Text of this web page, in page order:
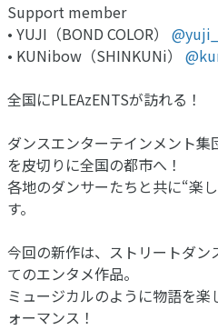
Support member
• YUJI（BOND COLOR）
• KUNibow（SHINKUNi）
全国にPLEAzENTSが訪れる！
ダンスエンターテインメント集
を皮切りに全国の都市へ！
各地のダンサーたちと共に“楽
す。
今回の新作は、ストリートダ
てのエンタメ作品。
ミュージカルのように物語を
ォーマンス！